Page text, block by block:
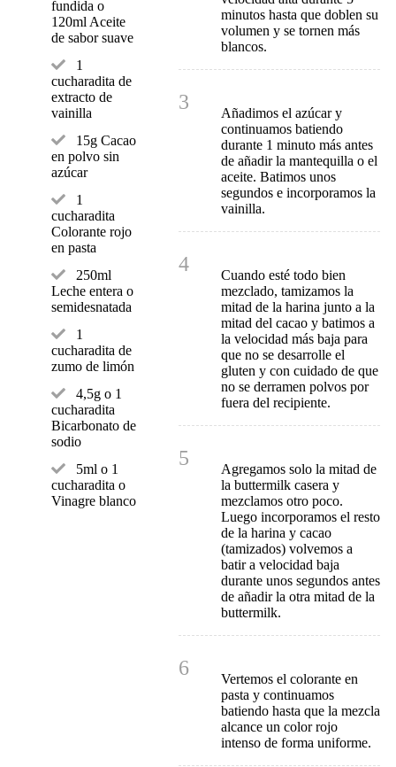
fundida o
120ml Aceite
de sabor suave
1
cucharadita de
extracto de
vainilla
15g Cacao
en polvo sin
azúcar
1
cucharadita
Colorante rojo
en pasta
250ml
Leche entera o
semidesnatada
1
cucharadita de
zumo de limón
4,5g o 1
cucharadita
Bicarbonato de
sodio
5ml o 1
cucharadita o
Vinagre blanco
minutos hasta que doblen su
volumen y se tornen más
blancos.
3
Añadimos el azúcar y
continuamos batiendo
durante 1 minuto más antes
de añadir la mantequilla o el
aceite. Batimos unos
segundos e incorporamos la
vainilla.
4
Cuando esté todo bien
mezclado, tamizamos la
mitad de la harina junto a la
mitad del cacao y batimos a
la velocidad más baja para
que no se desarrolle el
gluten y con cuidado de que
no se derramen polvos por
fuera del recipiente.
5
Agregamos solo la mitad de
la buttermilk casera y
mezclamos otro poco.
Luego incorporamos el resto
de la harina y cacao
(tamizados) volvemos a
batir a velocidad baja
durante unos segundos antes
de añadir la otra mitad de la
buttermilk.
6
Vertemos el colorante en
pasta y continuamos
batiendo hasta que la mezcla
alcance un color rojo
intenso de forma uniforme.